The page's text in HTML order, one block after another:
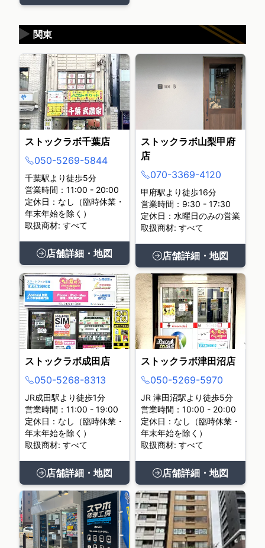
関東
▶
ストックラボ千葉店
050-5269-5844
千葉駅より徒歩5分
営業時間：11:00 - 20:00
定休日：なし（臨時休業・
年末年始を除く）
取扱商材: すべて
店舗詳細・地図
ストックラボ山梨甲府
店
070-3369-4120
甲府駅より徒歩16分
営業時間：9:30 - 17:30
定休日：水曜日のみの営業
取扱商材: すべて
店舗詳細・地図
ストックラボ成田店
050-5268-8313
JR成田駅より徒歩1分
営業時間：11:00 - 19:00
定休日：なし（臨時休業・
年末年始を除く）
取扱商材: すべて
店舗詳細・地図
ストックラボ津田沼店
050-5269-5970
JR 津田沼駅より徒歩5分
営業時間：10:00 - 20:00
定休日：なし（臨時休業・
年末年始を除く）
取扱商材: すべて
店舗詳細・地図